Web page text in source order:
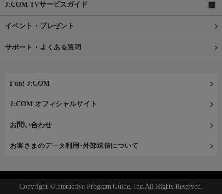
J:COM TVサービスガイド
イベント・プレゼント
サポート・よくある質問
Fun! J:COM
J:COM オフィシャルサイト
お問い合わせ
お客さまのデータ利用･外部送信について
Copyright ©Interactive Program Guide, Inc.All Rights Reserved.